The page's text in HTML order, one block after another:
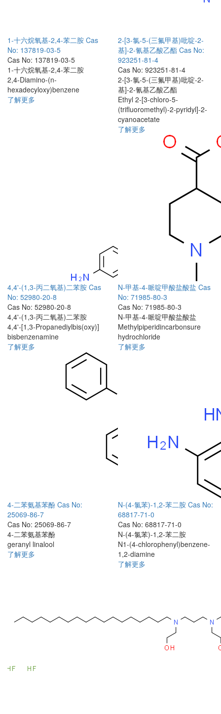
1-十六烷氧基-2,4-苯二胺 Cas
No: 137819-03-5
Cas No: 137819-03-5
1-十六烷氧基-2,4-苯二胺
2,4-Diamino-(n-
hexadecyloxy)benzene
了解更多
2-[3-氯-5-(三氟甲基)吡啶-2-
基]-2-氰基乙酸乙酯 Cas No:
923251-81-4
Cas No: 923251-81-4
2-[3-氯-5-(三氟甲基)吡啶-2-
基]-2-氰基乙酸乙酯
Ethyl 2-[3-chloro-5-
(trifluoromethyl)-2-pyridyl]-2-
cyanoacetate
了解更多
4,4'-(1,3-丙二氧基)二苯胺 Cas
No: 52980-20-8
Cas No: 52980-20-8
4,4'-(1,3-丙二氧基)二苯胺
4,4'-[1,3-Propanediylbis(oxy)]
bisbenzenamine
了解更多
N-甲基-4-哌啶甲酸盐酸盐 Cas
No: 71985-80-3
Cas No: 71985-80-3
N-甲基-4-哌啶甲酸盐酸盐
Methylpiperidincarbonsure
hydrochloride
了解更多
4-二苯氨基苯酚 Cas No:
25069-86-7
Cas No: 25069-86-7
4-二苯氨基苯酚
geranyl linalool
了解更多
N-(4-氯苯)-1,2-苯二胺 Cas No:
68817-71-0
Cas No: 68817-71-0
N-(4-氯苯)-1,2-苯二胺
N1-(4-chlorophenyl)benzene-
1,2-diamine
了解更多